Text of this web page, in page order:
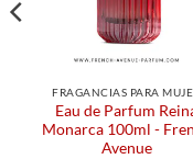
FRAGANCIAS PARA
Eau de Parfum
Monarca 100ml -
Avenue